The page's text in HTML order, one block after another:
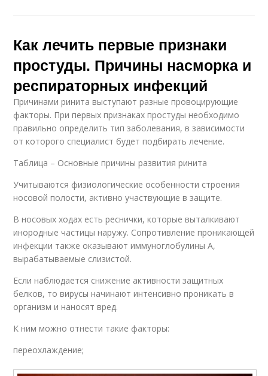
Как лечить первые признаки
простуды. Причины насморка и
респираторных инфекций
Причинами ринита выступают разные провоцирующие
факторы. При первых признаках простуды необходимо
правильно определить тип заболевания, в зависимости
от которого специалист будет подбирать лечение.
Таблица – Основные причины развития ринита
Учитываются физиологические особенности строения
носовой полости, активно участвующие в защите.
В носовых ходах есть реснички, которые выталкивают
инородные частицы наружу. Сопротивление проникающей
инфекции также оказывают иммуноглобулины А,
вырабатываемые слизистой.
Если наблюдается снижение активности защитных
белков, то вирусы начинают интенсивно проникать в
организм и наносят вред.
К ним можно отнести такие факторы:
переохлаждение;